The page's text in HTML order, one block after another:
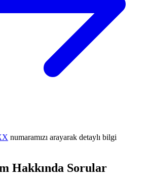
numaramızı arayarak detaylı bilgi
Hakkında Sorular